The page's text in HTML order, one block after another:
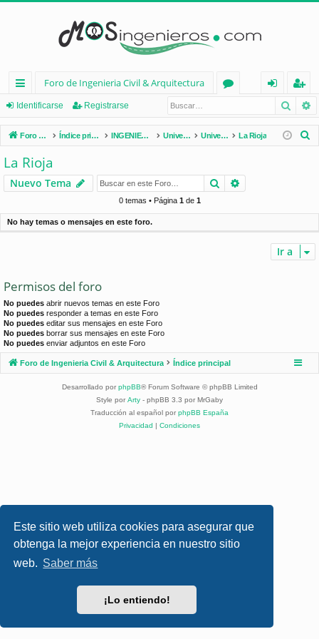
Este sitio web utiliza cookies para asegurar que
obtenga la mejor experiencia en nuestro sitio
web. Saber más
¡Lo entiendo!
nl
ac
es
rá
pi
d
Foro de Ingenieria Civil & Arquitectura
os
nt
ifi
e
eg
ist
ra
Identificarse Registrarse
Foro de Ingenieria Civil & Arquitectura Índice principal INGENIERÍA CIVIL (España) Universidades de España Universidades por Comunidades La Rioja
r
La Rioja
Nuevo Tema Buscar
0 temas • Página 1de 1
No hay temas o mensajes en este foro.
Ir a
Permisos del foro
No puedes abrir nuevos temas en este Foro
No puedes responder a temas en este Foro
No puedes editar sus mensajes en este Foro
No puedes borrar sus mensajes en este Foro
No puedes enviar adjuntos en este Foro
Foro de Ingenieria Civil & Arquitectura Índice principal
Desarrollado por phpBB® Forum Software © phpBB Limited
Style por Arty - phpBB 3.3 por MrGaby
Traducción al español por phpBB España
Privacidad | Condiciones